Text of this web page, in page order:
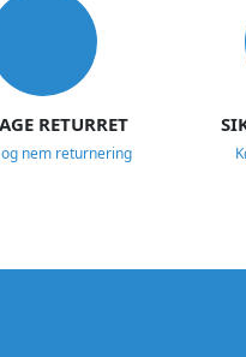
RETURRET
nem returnering